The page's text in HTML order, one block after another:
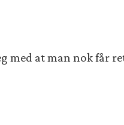
med at man nok får